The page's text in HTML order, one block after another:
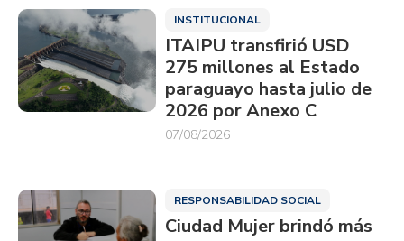
INSTITUCIONAL
ITAIPU transfirió USD
275 millones al Estado
paraguayo hasta julio de
2026 por Anexo C
07/08/2026
RESPONSABILIDAD SOCIAL
Ciudad Mujer brindó más